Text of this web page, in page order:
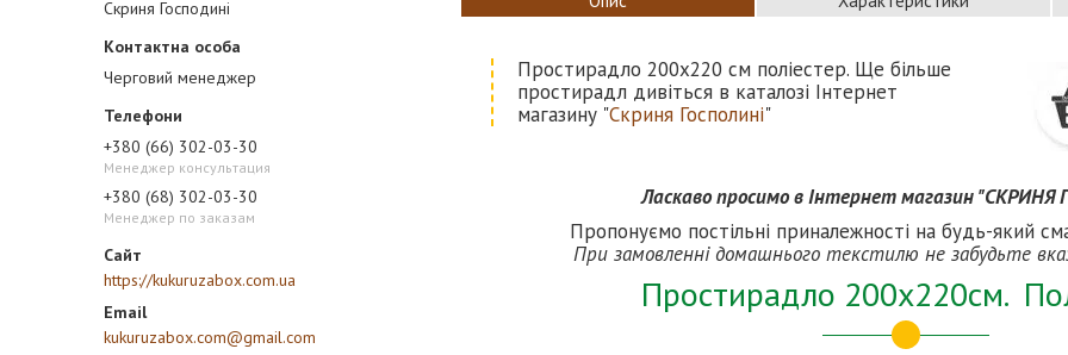
Скриня Господині
Черговий менеджер
+380 (66) 302-03-30
Менеджер консультация
+380 (68) 302-03-30
Менеджер по заказам
https://kukuruzabox.com.ua
kukuruzabox.com@gmail.com
Простирадло 200х220 см поліестер. Ще більше
простирадл дивіться в каталозі Інтернет
магазину "Скриня Госполині"
Ласкаво просимо в Інтернет магазин "СКРИНЯ
Пропонуємо постільні приналежності на будь-який
При замовленні домашнього текстилю не забудьте
Простирадло 200х220см.